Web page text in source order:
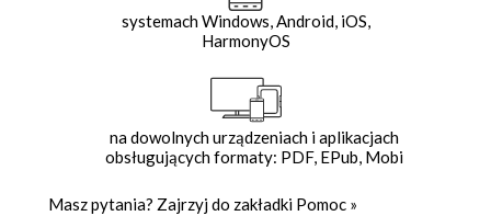
systemach Windows, Android, iOS,
HarmonyOS
na dowolnych urządzeniach i aplikacjach
obsługujących formaty: PDF, EPub, Mobi
Masz pytania? Zajrzyj do zakładki Pomoc »